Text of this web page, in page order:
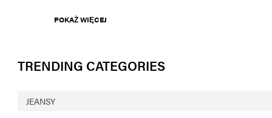
POKAŻ WIĘCEJ
TRENDING CATEGORIES
JEANSY